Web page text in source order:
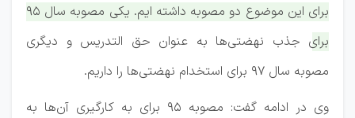
برای این موضوع دو مصوبه داشته ایم. یکی مصوبه سال ۹۵
برای جذب نهضتی‌ها به عنوان حق التدریس و دیگری
مصوبه سال ۹۷ برای استخدام نهضتی‌ها را داریم.
وی در ادامه گفت: مصوبه ۹۵ برای به کارگیری آن‌ها به